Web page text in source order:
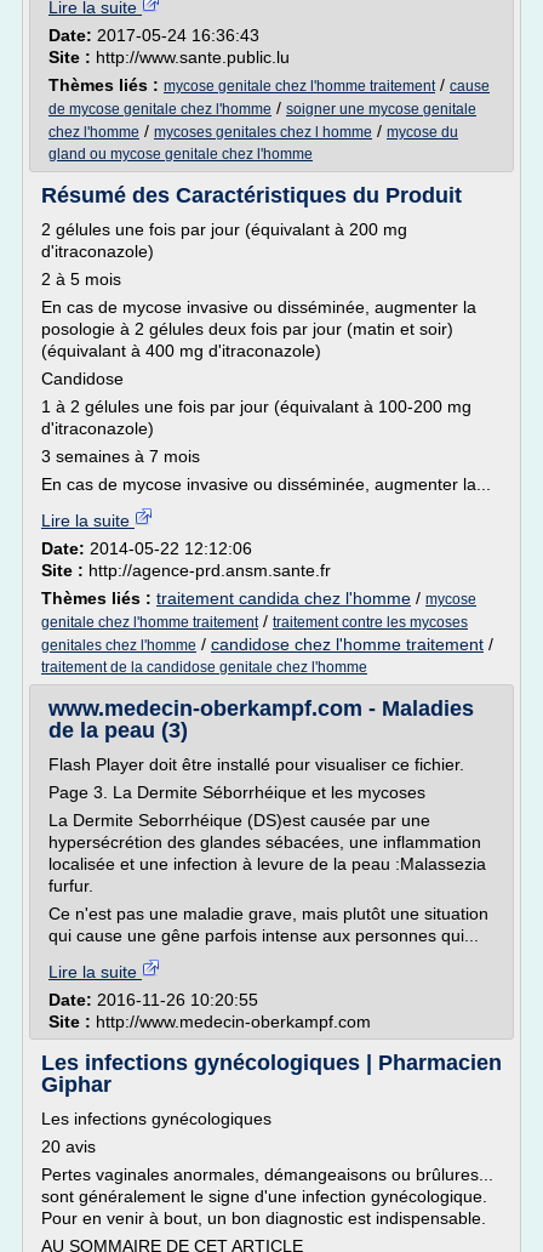
Lire la suite
Date: 2017-05-24 16:36:43
Site : http://www.sante.public.lu
Thèmes liés : mycose genitale chez l'homme traitement/ cause
de mycose genitale chez l'homme / soigner une mycose genitale
chez l'homme / mycoses genitales chez l homme / mycose du
gland ou mycose genitale chez l'homme
Résumé des Caractéristiques du Produit
2 gélules une fois par jour (équivalant à 200 mg
d'itraconazole)
2 à 5 mois
En cas de mycose invasive ou disséminée, augmenter la
posologie à 2 gélules deux fois par jour (matin et soir)
(équivalant à 400 mg d'itraconazole)
Candidose
1 à 2 gélules une fois par jour (équivalant à 100-200 mg
d'itraconazole)
3 semaines à 7 mois
En cas de mycose invasive ou disséminée, augmenter la...
Lire la suite
Date: 2014-05-22 12:12:06
Site : http://agence-prd.ansm.sante.fr
Thèmes liés : traitement candida chez l'homme / mycose
genitale chez l'homme traitement/ traitement contre les mycoses
genitales chez l'homme / candidose chez l'homme traitement /
traitement de la candidose genitale chez l'homme
www.medecin-oberkampf.com - Maladies
de la peau (3)
Flash Player doit être installé pour visualiser ce fichier.
Page 3. La Dermite Séborrhéique et les mycoses
La Dermite Seborrhéique (DS)est causée par une
hypersécrétion des glandes sébacées, une inflammation
localisée et une infection à levure de la peau :Malassezia
furfur.
Ce n'est pas une maladie grave, mais plutôt une situation
qui cause une gêne parfois intense aux personnes qui...
Lire la suite
Date: 2016-11-26 10:20:55
Site : http://www.medecin-oberkampf.com
Les infections gynécologiques | Pharmacien
Giphar
Les infections gynécologiques
20 avis
Pertes vaginales anormales, démangeaisons ou brûlures...
sont généralement le signe d'une infection gynécologique.
Pour en venir à bout, un bon diagnostic est indispensable.
AU SOMMAIRE DE CET ARTICLE